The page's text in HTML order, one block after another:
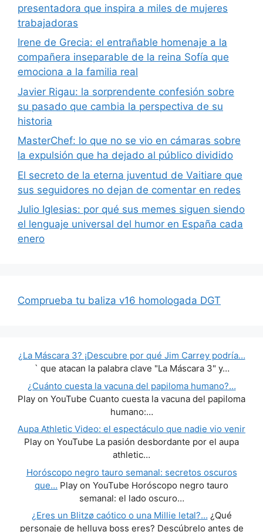
presentadora que inspira a miles de mujeres
trabajadoras
Irene de Grecia: el entrañable homenaje a la
compañera inseparable de la reina Sofía que
emociona a la familia real
Javier Rigau: la sorprendente confesión sobre
su pasado que cambia la perspectiva de su
historia
MasterChef: lo que no se vio en cámaras sobre
la expulsión que ha dejado al público dividido
El secreto de la eterna juventud de Vaitiare que
sus seguidores no dejan de comentar en redes
Julio Iglesias: por qué sus memes siguen siendo
el lenguaje universal del humor en España cada
enero
Comprueba tu baliza v16 homologada DGT
¿La Máscara 3? ¡Descubre por qué Jim Carrey podría…
` que atacan la palabra clave "La Máscara 3" y…
¿Cuánto cuesta la vacuna del papiloma humano?…
Play on YouTube Cuanto cuesta la vacuna del papiloma
humano:…
Aupa Athletic Video: el espectáculo que nadie vio venir
Play on YouTube La pasión desbordante por el aupa
athletic…
Horóscopo negro tauro semanal: secretos oscuros
que… Play on YouTube Horóscopo negro tauro
semanal: el lado oscuro…
¿Eres un Blitzø caótico o una Millie letal?… ¿Qué
personaje de helluva boss eres? Descúbrelo antes de